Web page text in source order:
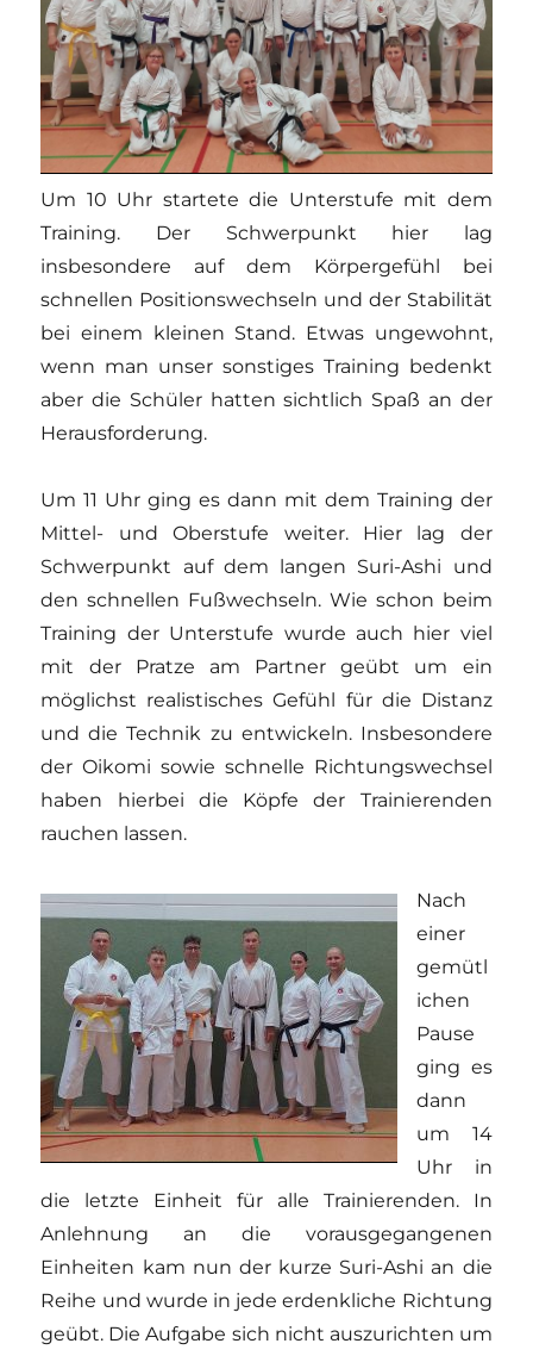
Um 10 Uhr startete die Unterstufe mit dem
Training. Der Schwerpunkt hier lag
insbesondere auf dem Körpergefühl bei
schnellen Positionswechseln und der Stabilität
bei einem kleinen Stand. Etwas ungewohnt,
wenn man unser sonstiges Training bedenkt
aber die Schüler hatten sichtlich Spaß an der
Herausforderung.
Um 11 Uhr ging es dann mit dem Training der
Mittel- und Oberstufe weiter. Hier lag der
Schwerpunkt auf dem langen Suri-Ashi und
den schnellen Fußwechseln. Wie schon beim
Training der Unterstufe wurde auch hier viel
mit der Pratze am Partner geübt um ein
möglichst realistisches Gefühl für die Distanz
und die Technik zu entwickeln. Insbesondere
der Oikomi sowie schnelle Richtungswechsel
haben hierbei die Köpfe der Trainierenden
rauchen lassen.
Nach
einer
gemütl
ichen
Pause
ging es
dann
um 14
Uhr in
die letzte Einheit für alle Trainierenden. In
Anlehnung an die vorausgegangenen
Einheiten kam nun der kurze Suri-Ashi an die
Reihe und wurde in jede erdenkliche Richtung
geübt. Die Aufgabe sich nicht auszurichten um